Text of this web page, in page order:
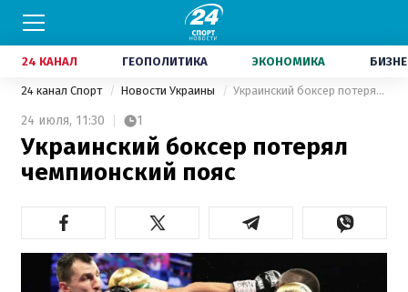
24 КАНАЛ ГЕОПОЛИТИКА ЭКОНОМИКА
24 канал Спорт Новости Украины Украинский боксер потерял чемпионский пояс
24 июля, 11:30 1
Украинский боксер потерял
чемпионский пояс